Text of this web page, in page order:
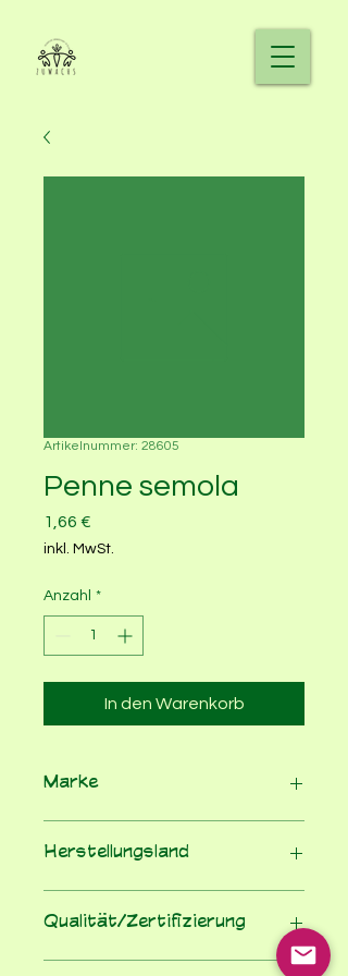
Artikelnummer: 28605
Penne semola
1,66 €
inkl. MwSt.
Anzahl *
In den Warenkorb
Marke
Herstellungsland
Qualität/Zertifizierung